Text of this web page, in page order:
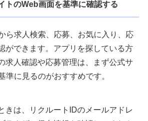
トのWeb画面を基準に確認する
ら求人検索、応募、お気に入り、応
ができます。アプリを探している方
求人確認や応募管理は、まず公式サ
準に見るのがおすすめです。
きは、リクルートIDのメールアドレ